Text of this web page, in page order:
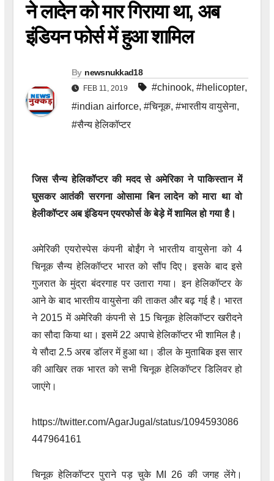
ने लादेन को मार गिराया था, अब
इंडियन फोर्स में हुआ शामिल
By newsnukkad18
FEB 11, 2019 #chinook, #helicopter,
#indian airforce, #चिनूक, #भारतीय वायुसेना,
#सैन्य हेलिकॉप्टर
जिस सैन्य हेलिकॉप्टर की मदद से अमेरिका ने पाकिस्तान में
घुसकर आतंकी सरगना ओसामा बिन लादेन को मारा था वो
हेलीकॉप्टर अब इंडियन एयरफोर्स के बेड़े में शामिल हो गया है।
अमेरिकी एयरोस्पेस कंपनी बोईंग ने भारतीय वायुसेना को 4
चिनूक सैन्य हेलिकॉप्टर भारत को सौंप दिए। इसके बाद इसे
गुजरात के मुंद्रा बंदरगाह पर उतारा गया। इन हेलिकॉप्टर के
आने के बाद भारतीय वायुसेना की ताकत और बढ़ गई है। भारत
ने 2015 में अमेरिकी कंपनी से 15 चिनूक हेलिकॉप्टर खरीदने
का सौदा किया था। इसमें 22 अपाचे हेलिकॉप्टर भी शामिल है।
ये सौदा 2.5 अरब डॉलर में हुआ था। डील के मुताबिक इस सार
की आखिर तक भारत को सभी चिनूक हेलिकॉप्टर डिलिवर हो
जाएंगे।
https://twitter.com/AgarJugal/status/1094593086
447964161
चिनूक हेलिकॉप्टर पुराने पड़ चुके MI 26 की जगह लेंगे।